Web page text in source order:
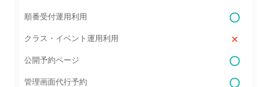
順番受付運用利用
クラス・イベント運用利用
公開予約ページ
管理画面代行予約